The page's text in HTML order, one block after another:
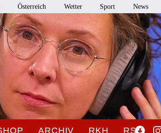
Österreich Wetter Sport News
ARCHIV RKH RSO